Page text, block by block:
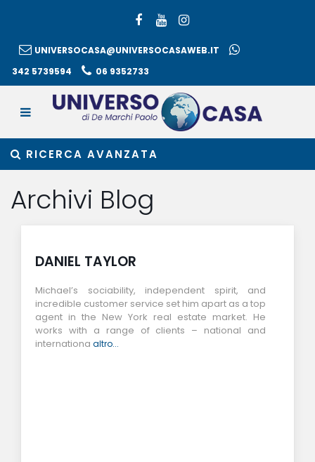
UNIVERSOCASA@UNIVERSOCASAWEB.IT
342 5739594
06 9352733
RICERCA AVANZATA
Archivi Blog
DANIEL TAYLOR
Michael’s sociability, independent spirit, and
incredible customer service set him apart as a top
agent in the New York real estate market. He
works with a range of clients – national and
internationa altro...